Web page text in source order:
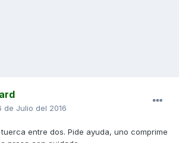
de Julio del 2016
entre dos. Pide ayuda, uno comprime